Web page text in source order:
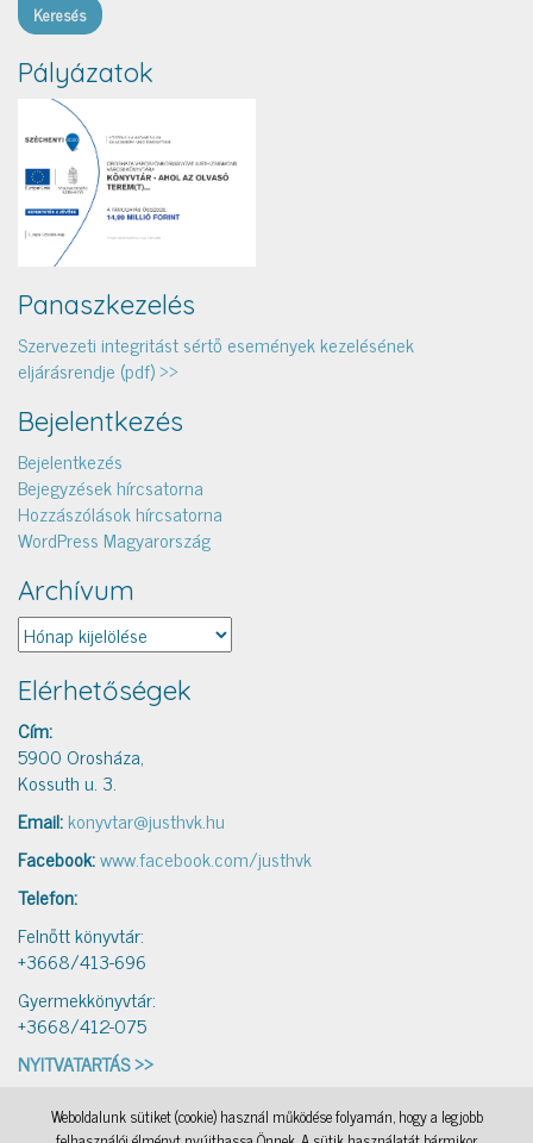
Pályázatok
Panaszkezelés
Szervezeti integritást sértő események kezelésének
eljárásrendje (pdf) >>
Bejelentkezés
Bejelentkezés
Bejegyzések hírcsatorna
Hozzászólások hírcsatorna
WordPress Magyarország
Archívum
Archívum
Elérhetőségek
Cím:
5900 Orosháza,
Kossuth u. 3.
Email:konyvtar@justhvk.hu
Facebook:www.facebook.com/justhvk
Telefon:
Felnőtt könyvtár:
+3668/413-696
Gyermekkönyvtár:
+3668/412-075
NYITVATARTÁS >>
IAMSocial , a WordPress Theme by @aicragellebasi Könyvtári levelezés , a WordPress Theme by
Weboldalunk sütiket (cookie) használ működése folyamán, hogy a legjobb